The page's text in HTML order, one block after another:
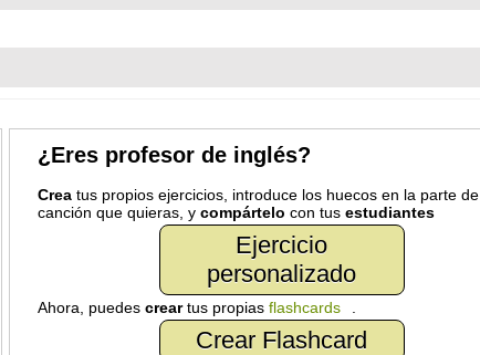
¿Eres profesor de inglés?
Creatus propios ejercicios, introduce los huecos en la parte de
canción que quieras, y compártelo con tus estudiantes
Ejercicio
personalizado
Ahora, puedes creartus propias flashcards
Crear Flashcard